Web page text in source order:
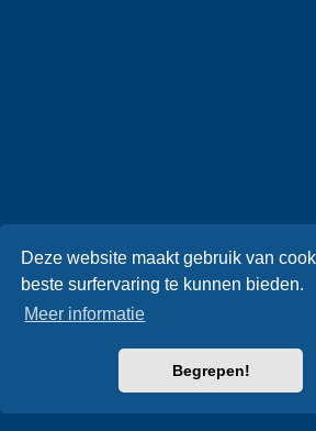
Deze website maakt gebruik van
beste surfervaring te kunnen bieden.
Meer informatie
Begrepen!